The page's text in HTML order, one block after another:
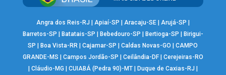
Angra dos Reis-RJ Apiaí-SP Aracaju-SE| Arujá-SP
Barretos-SP
Batatais-SP Bebedouro-SP Bertioga-SP
Birigui-
SP
Boa Vista-RR |Cajamar-SP |Caldas Novas-GO |CAMPO
GRANDE-MS
Campos Jordão-SP Ceilândia-DF| Cerejeiras-RO
Cláudio-MG CUIABÁ (Pedra 90)-MT| Duque de Caxias-RJ